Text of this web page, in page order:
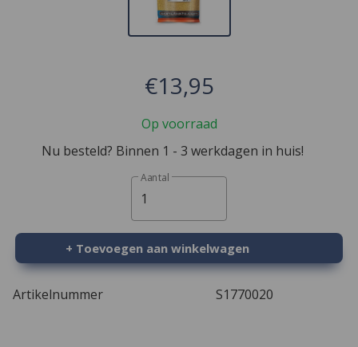
€13,95
Op voorraad
Nu besteld? Binnen 1 - 3 werkdagen in huis!
Aantal
1
+ Toevoegen aan winkelwagen
Artikelnummer S1770020